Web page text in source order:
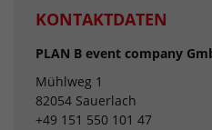
KONTAKTDATEN
PLAN B event company
Mühlweg 1
82054 Sauerlach
+49 151 550 101 47